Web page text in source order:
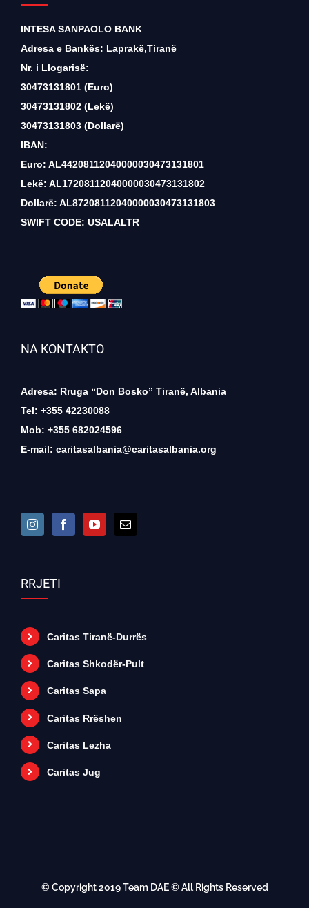
INTESA SANPAOLO BANK
Adresa e Bankës: Laprakë,Tiranë
Nr. i Llogarisë:
30473131801 (Euro)
30473131802 (Lekë)
30473131803 (Dollarë)
IBAN:
Euro: AL44208112040000030473131801
Lekë: AL17208112040000030473131802
Dollarë: AL87208112040000030473131803
SWIFT CODE: USALALTR
NA KONTAKTO
Adresa: Rruga “Don Bosko” Tiranë, Albania
Tel: +355 42230088
Mob: +355 682024596
E-mail: caritasalbania@caritasalbania.org
RRJETI
Caritas Tiranë-Durrës
Caritas Shkodër-Pult
Caritas Sapa
Caritas Rrëshen
Caritas Lezha
Caritas Jug
© Copyright 2019Team DAE© All Rights Reserved